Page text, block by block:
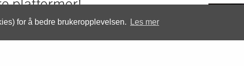
for å bedre brukeropplevelsen. Les mer
i WordPress, hjelper vi deg til å
på nettsiden, dette kan være å knytte den